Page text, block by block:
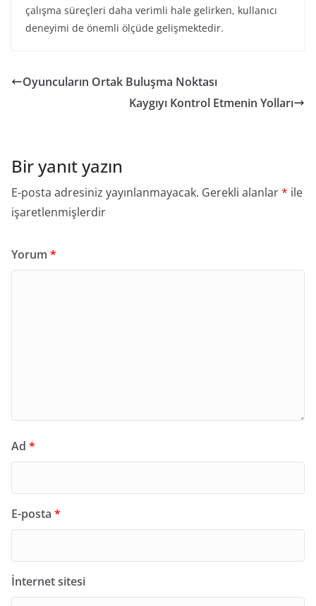
çalışma süreçleri daha verimli hale gelirken, kullanıcı
deneyimi de önemli ölçüde gelişmektedir.
Oyuncuların Ortak Buluşma Noktası
Kaygıyı Kontrol Etmenin Yolları
Bir yanıt yazın
E-posta adresiniz yayınlanmayacak. Gerekli alanlar* ile
işaretlenmişlerdir
Yorum *
Ad *
E-posta *
İnternet sitesi